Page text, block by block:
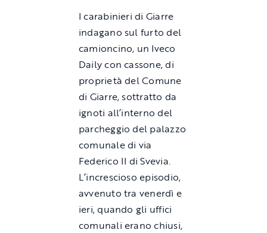
I carabinieri di Giarre
indagano sul furto del
camioncino, un Iveco
Daily con cassone, di
proprietà del Comune
di Giarre, sottratto da
ignoti all’interno del
parcheggio del palazzo
comunale di via
Federico II di Svevia.
L’increscioso episodio,
avvenuto tra venerdì e
ieri, quando gli uffici
comunali erano chiusi,